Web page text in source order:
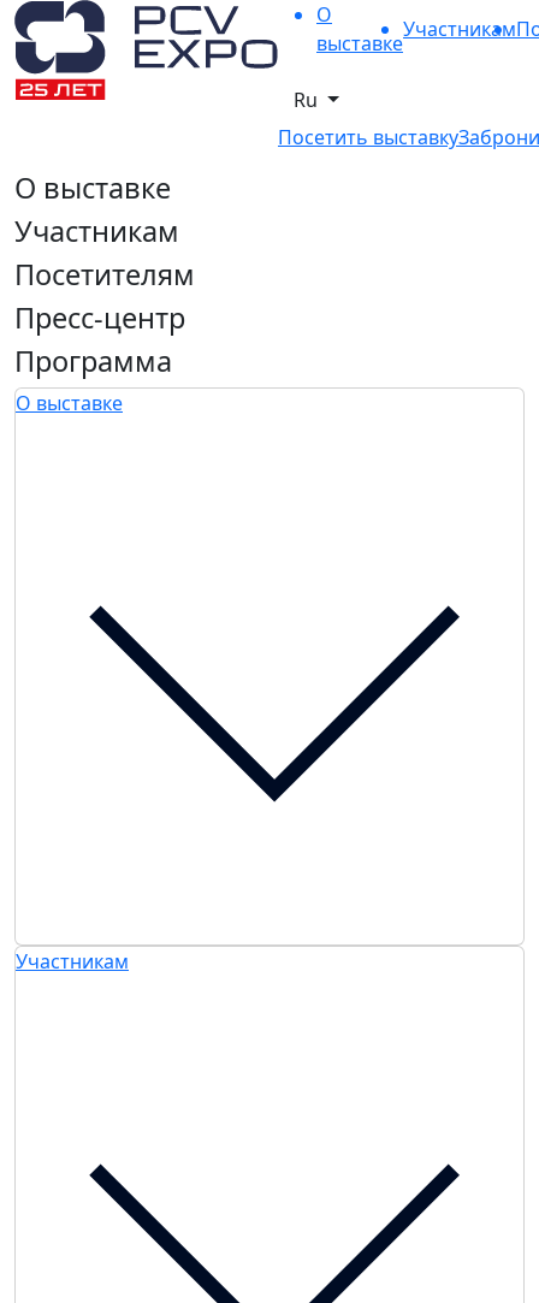
О
выставке
Участникам
Ru
Посетить выставку
О выставке
Участникам
Посетителям
Пресс-центр
Программа
О выставке
Участникам